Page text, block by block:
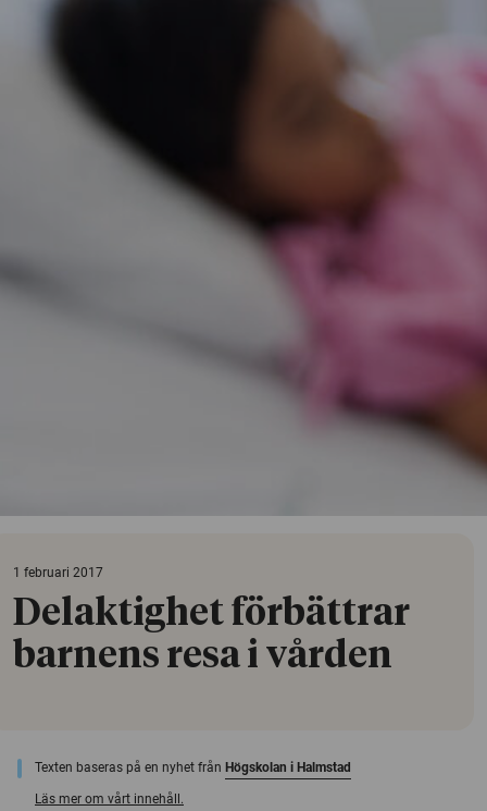
1 februari 2017
Delaktighet förbättrar
barnens resa i vården
Texten baseras på en nyhet från Högskolan i Halmstad
Läs mer om vårt innehåll.